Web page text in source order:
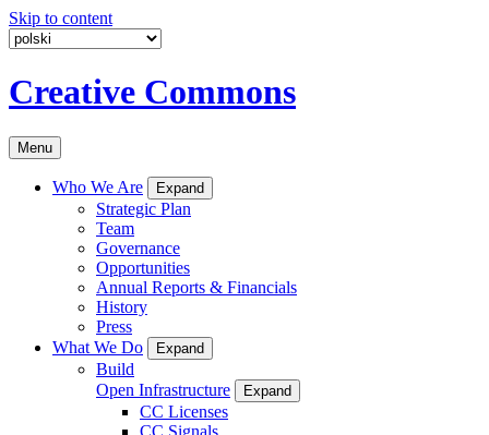
Skip to content
Creative Commons
Menu
Who We Are Expand
Strategic Plan
Team
Governance
Opportunities
Annual Reports & Financials
History
Press
What We Do
Expand
Build
Open Infrastructure
Expand
CC Licenses
CC Signals